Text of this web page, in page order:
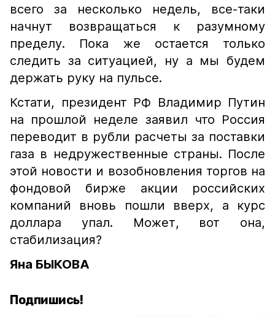
всего за несколько недель, все-таки
начнут возвращаться к разумному
пределу. Пока же остается только
следить за ситуацией, ну а мы будем
держать руку на пульсе.
Кстати, президент РФ Владимир Путин
на прошлой неделе заявил что Россия
переводит в рубли расчеты за поставки
газа в недружественные страны. После
этой новости и возобновления торгов на
фондовой бирже акции российских
компаний вновь пошли вверх, а курс
доллара упал. Может, вот она,
стабилизация?
Яна БЫКОВА
Подпишись!